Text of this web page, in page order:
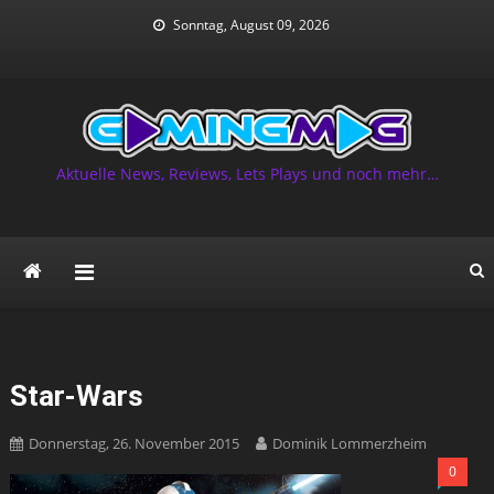
Sonntag, August 09, 2026
Aktuelle News, Reviews, Lets Plays und noch mehr…
Star-Wars
Donnerstag, 26. November 2015 Dominik Lommerzheim
0